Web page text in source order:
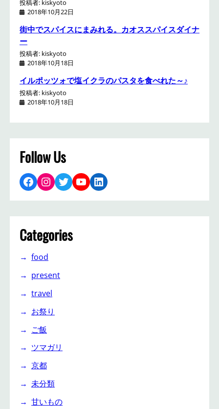
投稿者: kiskyoto
2018年10月22日
街中でスパイスにまみれる。カオススパイスダイナ
ー
投稿者: kiskyoto
2018年10月18日
イルポッツォで塩イクラのパスタを食べれた～♪
投稿者: kiskyoto
2018年10月18日
Follow Us
Facebook Instagram Twitter YouTube LinkedIn
Categories
food
present
travel
お祭り
ご飯
ツマガリ
京都
未分類
甘いもの